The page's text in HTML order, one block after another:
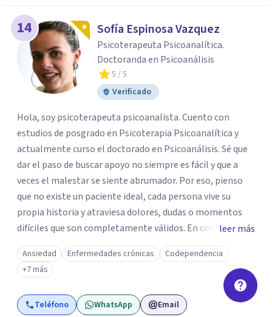
14 Sofía Espinosa Vazquez
Psicoterapeuta Psicoanalítica.
Doctoranda en Psicoanálisis
5 / 5
Verificado
Hola, soy psicoterapeuta psicoanalista. Cuento con
estudios de posgrado en Psicoterapia Psicoanalítica y
actualmente curso el doctorado en Psicoanálisis. Sé que
dar el paso de buscar apoyo no siempre es fácil y que a
veces el malestar se siente abrumador. Por eso, pienso
que no existe un paciente ideal, cada persona vive su
propia historia y atraviesa dolores, dudas o momentos
difíciles que son completamente válidos. En consulta, mi
intención es ofrecerte un espacio humano y seguro, en el
que sientas la confianza para expresarte y sentir. Nos
daremos el tiempo de ir recorriendo tu historia de vida,
identificando con calma de dónde viene aquello que hoy
pesa haciendo consciente el origen, tus emociones y
leer más
Ansiedad Enfermedades crónicas
Codependencia
+7 más
Teléfono WhatsApp Email